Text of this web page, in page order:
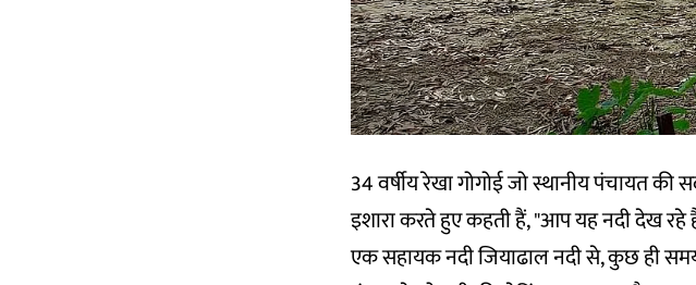
34 वर्षीय रेखा गोगोई जो स्थानीय पंचायत
इशारा करते हुए कहती हैं, "आप यह नदी देख रहे
एक सहायक नदी जियाढाल नदी से, कुछ ही